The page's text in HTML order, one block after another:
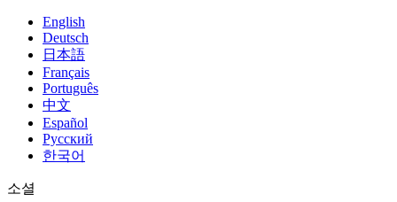
협업
팀과 함께 신속한 협업과 반복 작업을 수행하세요.
Unity 다운로드
플랜 및 가격
배포
Unity가 지원하는 25개 이상의 플랫폼을 살펴보세요.
몰입형 교육
몰입도 높은 환경 제작
고객 경험
인터랙티브 3D 경험 제작
산업 분야
운영 우수성 확보
공식 유저. '광고 지면'의 타겟 고객 매뉴얼 및 API 레퍼런스
개발자 툴
릴리스 버전 및 이슈 트래커
로드맵
예정된 기능 검토
기술 용어 라이브러리
토론, 문제 해결, 소통
이벤트
글로벌 이벤트 및 현지 이벤트
커뮤니티 사례
Made with Unity
Unity 크리에이터 소개
Livestreams
전문 교육
Unity 강사와 함께 팀의 역량을 강화하세요
Unity 처음 사용하시나요
시작하기
학습 시작하기
Unity 사용이 처음이신가요? 여정 시작하기
Success 플랜
전문가 지원을 통해 더 빠르게 목표 도달률 달성
일반적인 질문에 대한 답변
문의하기
English
Deutsch
日本語
Français
Português
中文
Español
Русский
한국어
소셜